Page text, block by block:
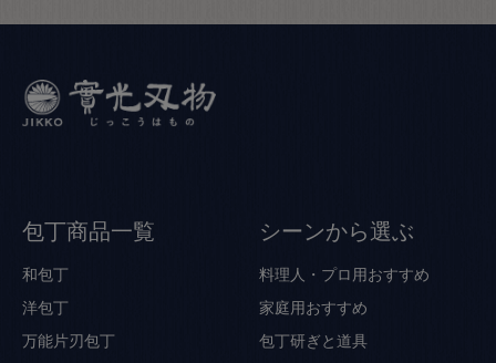
包丁商品一覧
和包丁
洋包丁
万能片刃包丁
シーンから選ぶ
料理人・プロ用おすすめ
家庭用おすすめ
包丁研ぎと道具